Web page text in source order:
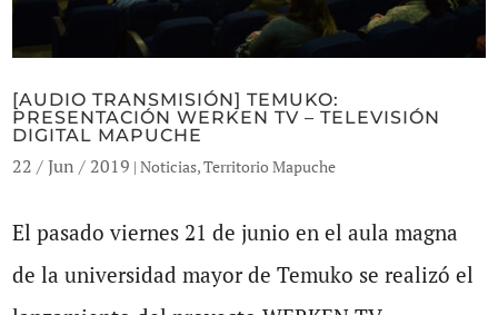
[AUDIO TRANSMISIÓN] TEMUKO:
PRESENTACIÓN WERKEN TV – TELEVISIÓN
DIGITAL MAPUCHE
22 / Jun / 2019 |Noticias,Territorio Mapuche
El pasado viernes 21 de junio en el aula magna
de la universidad mayor de Temuko se realizó el